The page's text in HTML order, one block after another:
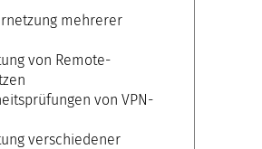
mehrerer
von Remote-
von VPN-
verschiedener